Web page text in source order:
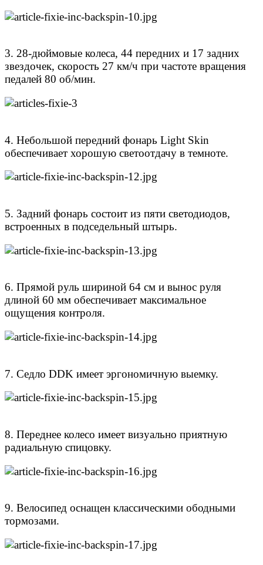
3. 28-дюймовые колеса, 44 передних и 17 задних
звездочек, скорость 27 км/ч при частоте вращения
педалей 80 об/мин.
4. Небольшой передний фонарь Light Skin
обеспечивает хорошую светоотдачу в темноте.
5. Задний фонарь состоит из пяти светодиодов,
встроенных в подседельный штырь.
6. Прямой руль шириной 64 см и вынос руля
длиной 60 мм обеспечивает максимальное
ощущения контроля.
7. Седло DDK имеет эргономичную выемку.
8. Переднее колесо имеет визуально приятную
радиальную спицовку.
9. Велосипед оснащен классическими ободными
тормозами.